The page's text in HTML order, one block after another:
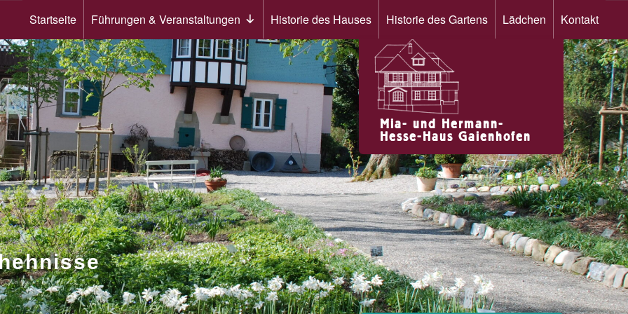
Startseite Führungen & Veranstaltungen Historie des Hauses Historie des Gartens Lädchen Kontakt
Mia- und Hermann-
Hesse-Haus Gaienhofen